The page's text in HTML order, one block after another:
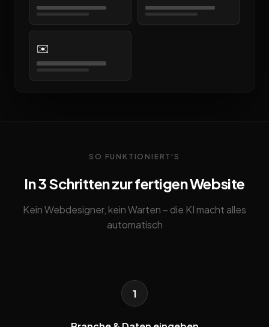
✉️
SO FUNKTIONIERT'S
In 3 Schritten zur fertigen Website
Kein Webdesigner, kein Warten – die KI macht alles
automatisch
1